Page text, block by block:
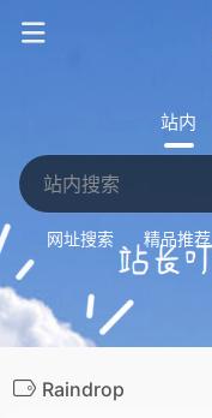
站内
网址搜索 精品推荐
Raindrop